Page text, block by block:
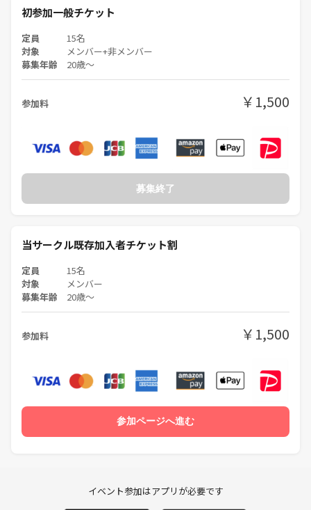
・コトバテール
・人にやさしくなるゲーム
・オジサンメッセージ
・メンヘラオジサンメッセージ
・ことば落とし
・きみのゆるいタロット占いがわたしを癒やし てくれるから
C卓
ボドゲ好き特別セレクション
★もちろん 持ち込み可です！
家に買って積みゲーになっているものなど
大人数でしかできないものなど
是非 お持ち下さい
※時間に限りがございますので
取説を読まなくてもインストできる
方に限ります。ご理解下さい。
有り難いです。
必ず出来るとは今の段階ではお約束できない
ので事前にご理解下さい
★タイムスケジュール
12:00ボードゲーム開始
初参加一般チケット
定員 15名
対象
メンバー+非メンバー
募集年齢 20歳〜
参加料 ￥1,500
募集終了
当サークル既存加入者チケット割
定員 15名
対象 メンバー
募集年齢 20歳〜
参加料 ￥1,500
参加ページへ進む
イベント参加はアプリが必要です